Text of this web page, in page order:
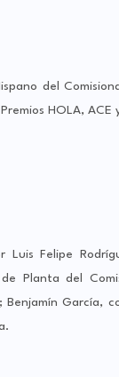
del
HOLA, ACE
Luis Felipe
Planta del
Benjamín García,